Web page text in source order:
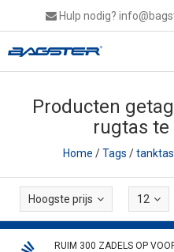
Hulp nodig?
Producten
rugtas
Home /Tags /
Hoogste prijs 12
RUIM 300 ZADELS OP